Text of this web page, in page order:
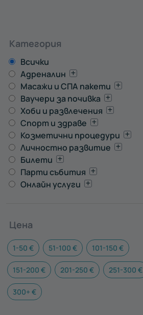
Категория
Всички
Адреналин
Масажи и СПА пакети
Ваучери за почивка
Хоби и развлечения
Спорт и здраве
Козметични процедури
Личностно развитие
Билети
Парти събития
Онлайн услуги
Цена
1-50 € 51-100 € 101-150 €
151-200 € 201-250 € 251-300 €
300+ €